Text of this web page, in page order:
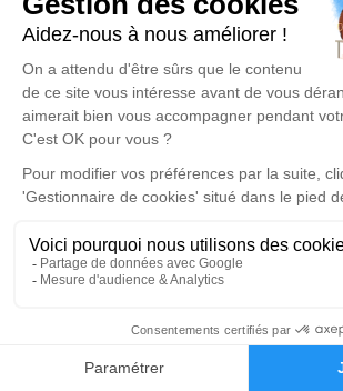
Faire-part
mémoire d’Alcides ROBALO DOS
Un service de plantation d’arbre
disponible ici.
Cérémonie religieuse
Église Sainte Monique de Nice
33, Boulevard Paul Montel
Je